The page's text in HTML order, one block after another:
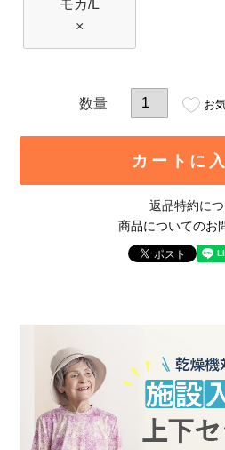
モカ/L
×
お
カートに
返品特約に
商品についてのお